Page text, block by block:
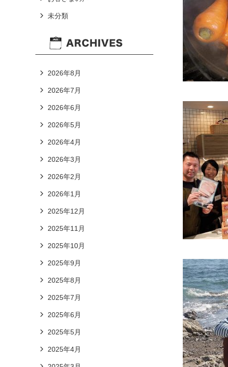
未分類
2026年8月
2026年7月
2026年6月
2026年5月
2026年4月
2026年3月
2026年2月
2026年1月
2025年12月
2025年11月
2025年10月
2025年9月
2025年8月
2025年7月
2025年6月
2025年5月
2025年4月